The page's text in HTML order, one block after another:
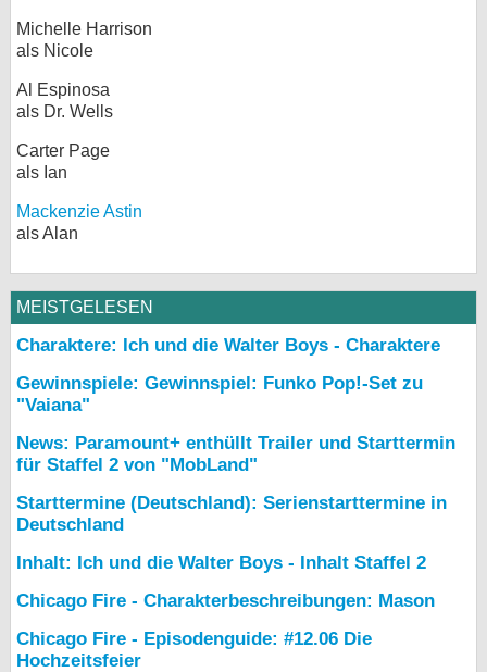
Michelle Harrison
als Nicole
Al Espinosa
als Dr. Wells
Carter Page
als Ian
Mackenzie Astin
als Alan
MEISTGELESEN
Charaktere: Ich und die Walter Boys - Charaktere
Gewinnspiele: Gewinnspiel: Funko Pop!-Set zu
"Vaiana"
News: Paramount+ enthüllt Trailer und Starttermin
für Staffel 2 von "MobLand"
Starttermine (Deutschland): Serienstarttermine in
Deutschland
Inhalt: Ich und die Walter Boys - Inhalt Staffel 2
Chicago Fire - Charakterbeschreibungen: Mason
Chicago Fire - Episodenguide: #12.06 Die
Hochzeitsfeier